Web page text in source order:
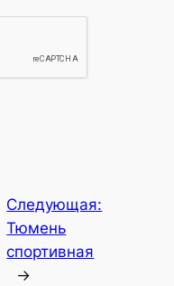
Следующая:
Тюмень
спортивная
→